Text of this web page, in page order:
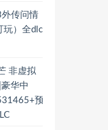
传问情
玩）全dlc
非虚拟
华中
预